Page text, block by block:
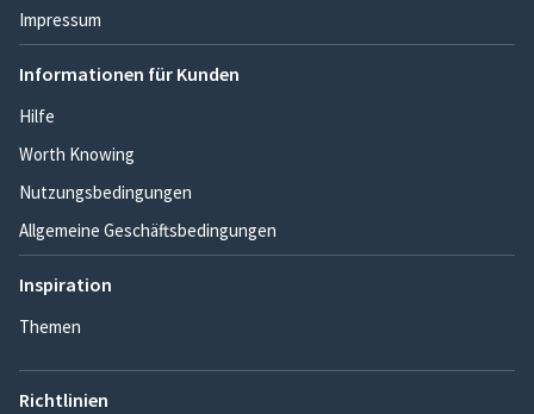
Impressum
Informationen für Kunden
Hilfe
Worth Knowing
Nutzungsbedingungen
Allgemeine Geschäftsbedingungen
Inspiration
Themen
Richtlinien